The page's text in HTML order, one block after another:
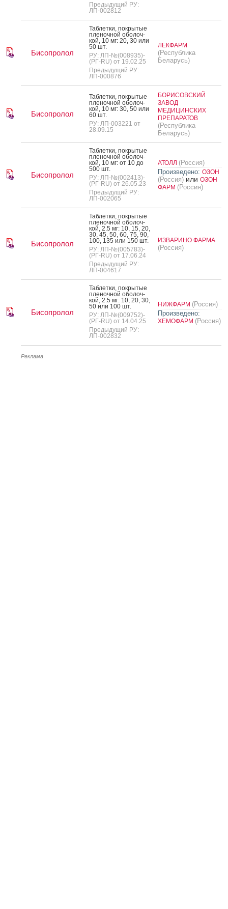
Предыдущий РУ:
ЛП-002812
Бисопролол
Таб­летки, пок­ры­тые
пле­ноч­ной обо­лоч­
кой, 10 мг: 20, 30 или
50 шт.
РУ: ЛП-№(008935)-
(РГ-RU) от 19.02.25
Предыдущий РУ:
ЛП-000876
ЛЕКФАРМ
(Республика
Беларусь)
Бисопролол
Таб­летки, пок­ры­тые
пле­ноч­ной обо­лоч­
кой, 10 мг: 30, 50 или
60 шт.
РУ: ЛП-003221 от
28.09.15
БОРИСОВСКИЙ
ЗАВОД
МЕДИЦИНСКИХ
ПРЕПАРАТОВ
(Республика
Беларусь)
Бисопролол
Таб­летки, пок­ры­тые
пле­ноч­ной обо­лоч­
кой, 10 мг: от 10 до
500 шт.
РУ: ЛП-№(002413)-
(РГ-RU) от 26.05.23
Предыдущий РУ:
ЛП-002065
АТОЛЛ (Россия)
Произведено: ОЗОН
(Россия) или ОЗОН
ФАРМ (Россия)
Бисопролол
Таб­летки, пок­ры­тые
пле­ноч­ной обо­лоч­
кой, 2.5 мг: 10, 15, 20,
30, 45, 50, 60, 75, 90,
100, 135 или 150 шт.
РУ: ЛП-№(005783)-
(РГ-RU) от 17.06.24
Предыдущий РУ:
ЛП-004617
ИЗВАРИНО ФАРМА
(Россия)
Бисопролол
Таб­летки, пок­ры­тые
пле­ноч­ной обо­лоч­
кой, 2.5 мг: 10, 20, 30,
50 или 100 шт.
РУ: ЛП-№(009752)-
(РГ-RU) от 14.04.25
Предыдущий РУ:
ЛП-002832
НИЖФАРМ (Россия)
Произведено:
ХЕМОФАРМ (Россия)
Реклама